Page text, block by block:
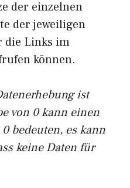
der einzelnen
der jeweiligen
die Links im
können.
ist
von 0 kann einen
bedeuten, es kann
keine Daten für